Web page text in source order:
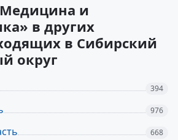
и
в других
в Сибирский
округ
394
976
668